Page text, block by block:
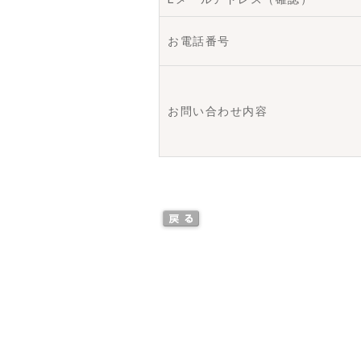
お電話番号
お問い合わせ内容